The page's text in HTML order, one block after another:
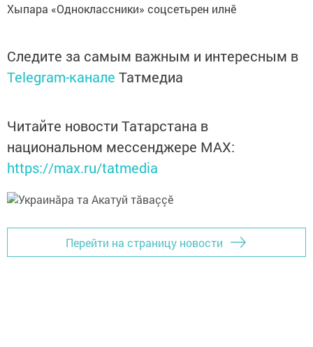
Хыпара «Одноклассники» соцсетьрен илнӗ
Следите за самым важным и интересным в
Telegram-канале Татмедиа
Читайте новости Татарстана в
национальном мессенджере MАХ:
https://max.ru/tatmedia
Перейти на страницу новости